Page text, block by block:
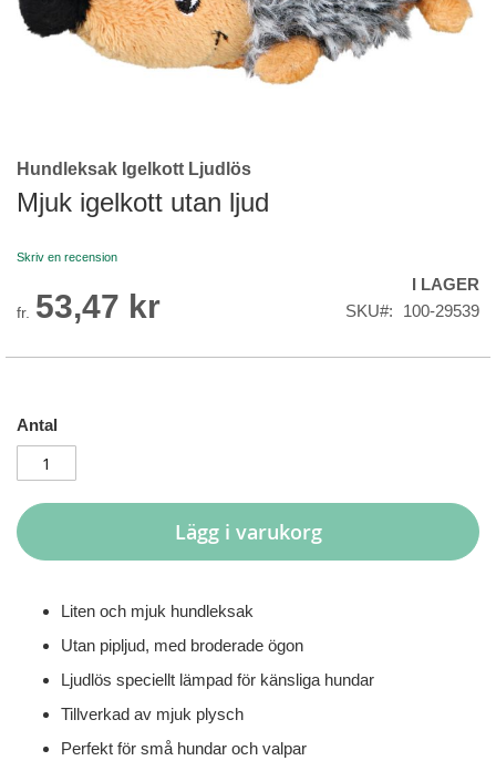
Skip
to
the
of
images
Hundleksak Igelkott Ljudlös
Mjuk igelkott utan ljud
Skriv en recension
fr. 53,47 kr
I LAGER
SKU
100-29539
Antal
Lägg i varukorg
Liten och mjuk hundleksak
Utan pipljud, med broderade ögon
Ljudlös speciellt lämpad för känsliga hundar
Tillverkad av mjuk plysch
Perfekt för små hundar och valpar